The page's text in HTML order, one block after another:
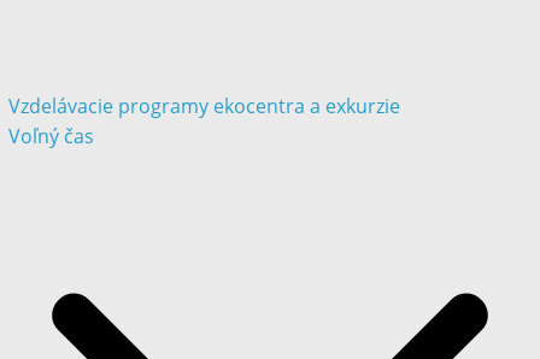
Vzdelávacie programy ekocentra a exkurzie
Voľný čas